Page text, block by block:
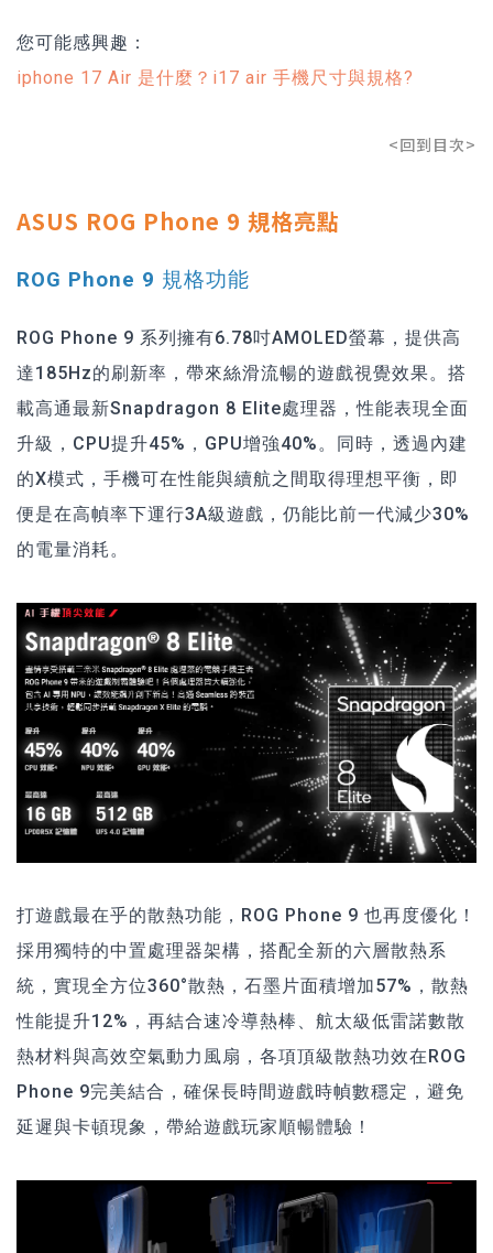
您可能感興趣：
iphone 17 Air 是什麼？i17 air 手機尺寸與規格?
<回到目次>
ASUS ROG Phone 9 規格亮點
ROG Phone 9 規格功能
ROG Phone 9 系列擁有6.78吋AMOLED螢幕，提供高
達185Hz的刷新率，帶來絲滑流暢的遊戲視覺效果。搭
載高通最新Snapdragon 8 Elite處理器，性能表現全面
升級，CPU提升45%，GPU增強40%。同時，透過內建
的X模式，手機可在性能與續航之間取得理想平衡，即
便是在高幀率下運行3A級遊戲，仍能比前一代減少30%
的電量消耗。
打遊戲最在乎的散熱功能，ROG Phone 9 也再度優化！
採用獨特的中置處理器架構，搭配全新的六層散熱系
統，實現全方位360°散熱，石墨片面積增加57%，散熱
性能提升12%，再結合速冷導熱棒、航太級低雷諾數散
熱材料與高效空氣動力風扇，各項頂級散熱功效在ROG
Phone 9完美結合，確保長時間遊戲時幀數穩定，避免
延遲與卡頓現象，帶給遊戲玩家順暢體驗！